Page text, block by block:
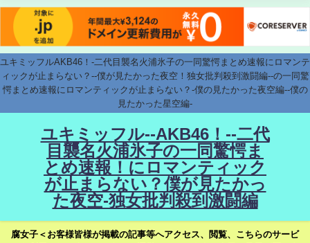
ユキミッフルAKB46！-二代目襲名火浦氷子の一同驚愕まとめ速報にロマンテ
ィックが止まらない？--僕が見たかった夜空！独女批判殺到激闘編--の一同驚
愕まとめ速報にロマンティックが止まらない？-僕の見たかった夜空編--僕の
見たかった星空編-
ユキミッフル--AKB46！--二代
目襲名火浦氷子の一同驚愕ま
とめ速報！にロマンティック
が止まらない？僕が見たかっ
た夜空-独女批判殺到激闘編
腐女子＜お客様皆様が掲載の記事等へアクセス、閲覧、こちらのサービ